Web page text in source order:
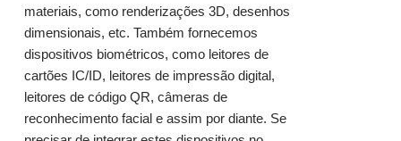
materiais, como renderizações 3D, desenhos
dimensionais, etc. Também fornecemos
dispositivos biométricos, como leitores de
cartões IC/ID, leitores de impressão digital,
leitores de código QR, câmeras de
reconhecimento facial e assim por diante. Se